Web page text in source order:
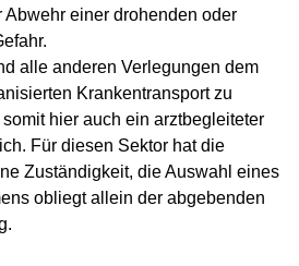
Abwehr einer drohenden oder
alle anderen Verlegungen dem
Krankentransport zu
hier auch ein arztbegleiteter
Für diesen Sektor hat die
Zuständigkeit, die Auswahl eines
obliegt allein der abgebenden